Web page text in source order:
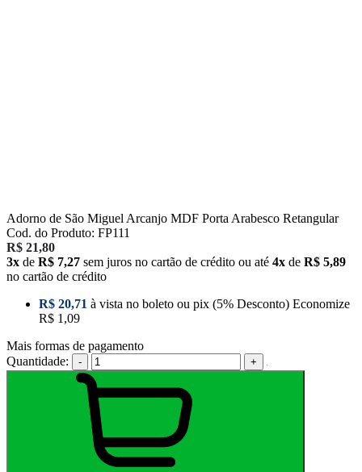
Adorno de São Miguel Arcanjo MDF Porta Arabesco Retangular
Cod. do Produto: FP111
R$ 21,80
3x de R$ 7,27 sem juros no cartão de crédito ou até 4x de R$ 5,89
no cartão de crédito
R$ 20,71 à vista no boleto ou pix (5% Desconto) Economize
R$ 1,09
Mais formas de pagamento
Quantidade:
- +